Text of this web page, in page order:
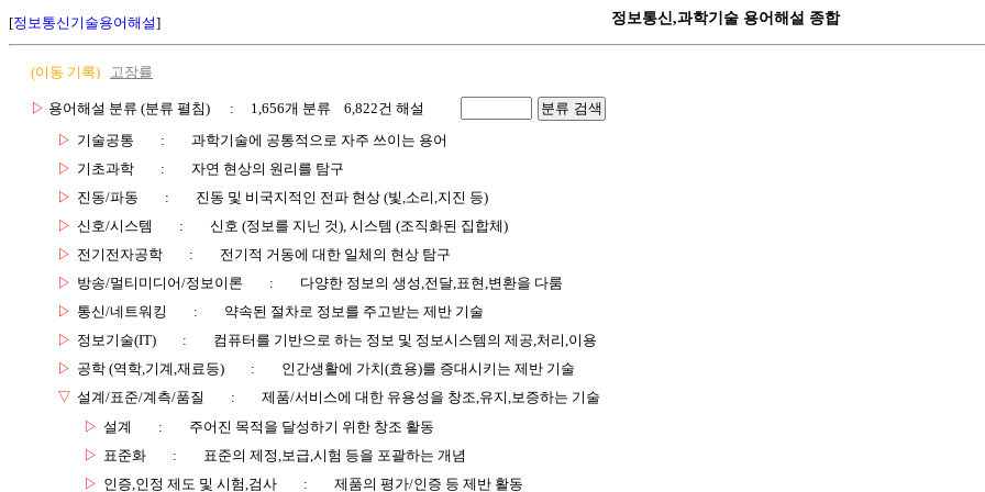
[정보통신기술용어해설] 정보통신,과학기술 용어해설 종합
(이동 기록) 고장률
▷ 용어해설 분류 (분류 펼침) : 1,656개 분류 6,822건 해설
분류 검색
▷ 기술공통 :
과학기술에 공통적으로 자주 쓰이는 용어
▷ 기초과학 :
자연 현상의 원리를 탐구
▷ 진동/파동 :
진동 및 비국지적인 전파 현상 (빛,소리,지진 등)
▷ 신호/시스템 :
신호 (정보를 지닌 것), 시스템 (조직화된 집합체)
▷ 전기전자공학 :
전기적 거동에 대한 일체의 현상 탐구
▷ 방송/멀티미디어/정보이론 :
다양한 정보의 생성,전달,표현,변환을 다룸
▷ 통신/네트워킹 :
약속된 절차로 정보를 주고받는 제반 기술
▷ 정보기술(IT) :
컴퓨터를 기반으로 하는 정보 및 정보시스템의 제공,처리,이용
▷ 공학 (역학,기계,재료등) :
인간생활에 가치(효용)를 증대시키는 제반 기술
▽ 설계/표준/계측/품질 :
제품/서비스에 대한 유용성을 창조,유지,보증하는 기술
▷ 설계 :
주어진 목적을 달성하기 위한 창조 활동
▷ 표준화 :
표준의 제정,보급,시험 등을 포괄하는 개념
▷ 인증,인정 제도 및 시험,검사 : 제품의 평가/인증 등 제반 활동